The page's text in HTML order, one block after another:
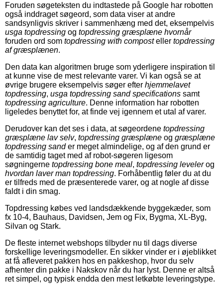
Foruden søgeteksten du indtastede på Google har robotten
også inddraget søgeord, som data viser at andre
sandsynligvis skriver i sammenhæng med det, eksempelvis
usga topdressing og topdressing græsplæne hvornår
foruden ord som topdressing with composteller topdressing
af græsplænen.
Den data kan algoritmen bruge som yderligere inspiration til
at kunne vise de mest relevante varer. Vi kan også se at
øvrige brugere eksempelvis søger efter hjemmelavet
topdressing, usga topdressing sand specifications samt
topdressing agriculture. Denne information har robotten
ligeledes benyttet for, at finde vej igennem et utal af varer.
Derudover kan det ses i data, at søgeordene topdressing
græsplæne lav selv, topdressing græsplæne og græsplæne
topdressing sander meget almindelige, og af den grund er
de samtidig taget med af robot-søgeren ligesom
søgningerne topdressing bone meal, topdressing levelerog
hvordan laver man topdressing. Forhåbentlig føler du at du
er tilfreds med de præsenterede varer, og at nogle af disse
faldt i din smag.
Topdressing købes ved landsdækkende byggekæder, som
fx 10-4, Bauhaus, Davidsen, Jem og Fix, Bygma, XL-Byg,
Silvan og Stark.
De fleste internet webshops tilbyder nu til dags diverse
forskellige leveringsmodeller. En sikker vinder er i øjeblikket
at få afleveret pakken hos en pakkeshop, hvor du selv
afhenter din pakke i Nakskov når du har lyst. Denne er altså
ret simpel, og typisk endda den mest letkøbte leveringstype.